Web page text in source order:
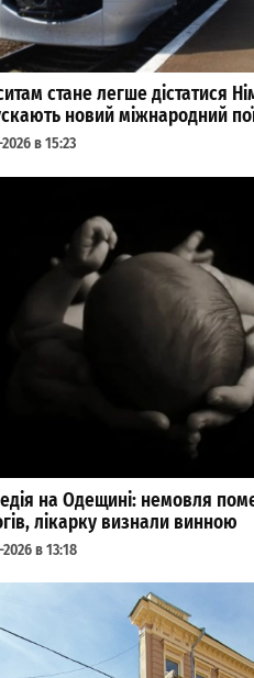
стане легше дістатися
новий міжнародний
в 15:23
на Одещині: немовля
лікарку визнали винною
в 13:18